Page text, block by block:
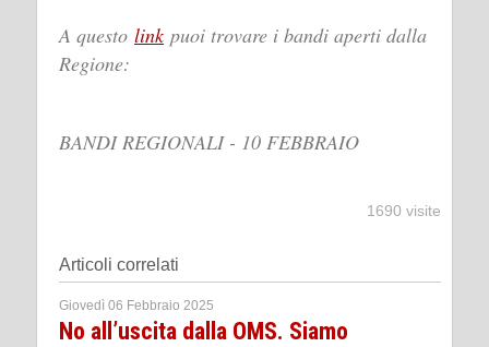
A questo linkpuoi trovare i bandi aperti dalla
Regione:
BANDI REGIONALI - 10 FEBBRAIO
1690 visite
Articoli correlati
Giovedì 06 Febbraio 2025
No all’uscita dalla OMS. Siamo